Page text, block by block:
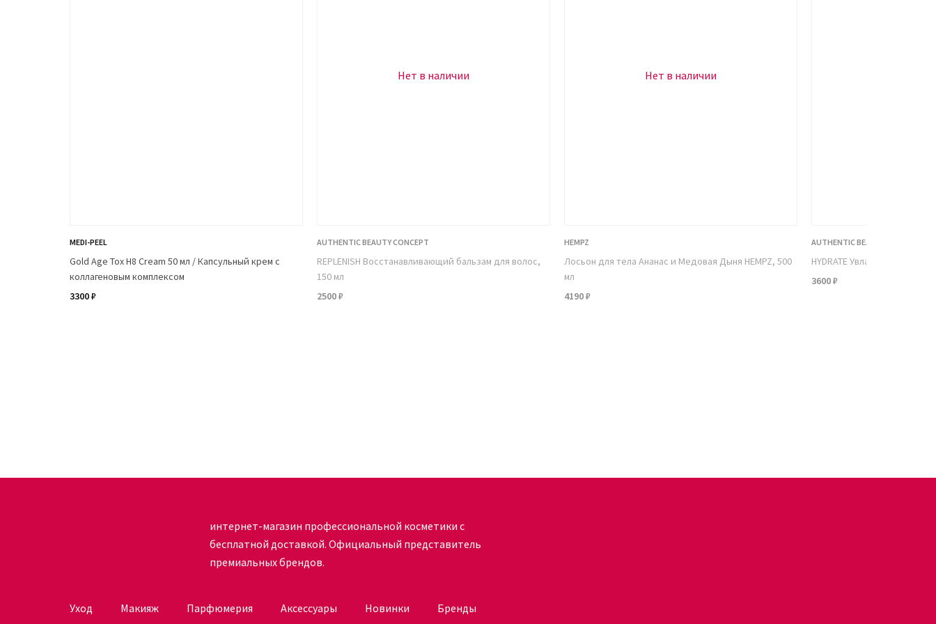
MEDI-PEEL
Gold Age Tox H8 Cream 50 мл / Капсульный крем с
коллагеновым комплексом
3300 ₽
Нет в наличии
AUTHENTIC BEAUTY CONCEPT
REPLENISH Восстанавливающий бальзам для волос,
150 мл
2500 ₽
Нет в наличии
HEMPZ
Лосьон для тела Ананас и Медовая Дыня HEMPZ, 500
мл
4190 ₽
AUTHENTIC BEAUTY CONCEPT
HYDRATE Увлажняющий
3600 ₽
интернет-магазин профессиональной косметики с
бесплатной доставкой. Официальный представитель
премиальных брендов.
Уход Макияж Парфюмерия Аксессуары Новинки Бренды